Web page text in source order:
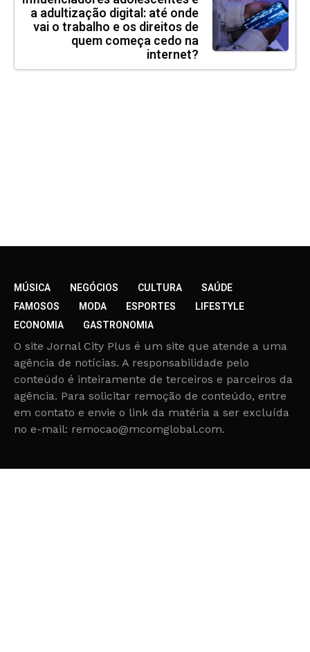
a adultização digital: até onde
vai o trabalho e os direitos de
quem começa cedo na
internet?
MÚSICA NEGÓCIOS CULTURA
SAÚDE
FAMOSOS
MODA ESPORTES
LIFESTYLE
ECONOMIA
GASTRONOMIA
O site Jornal City Plus é um site que atende a uma
agência de notícias. A responsabilidade pelo
conteúdo é inteiramente de terceiros e parceiros da
agência. Para solicitar remoção de conteúdo, entre
em contato e envie o link da matéria a ser excluída
no e-mail: remocao@mcomglobal.com.